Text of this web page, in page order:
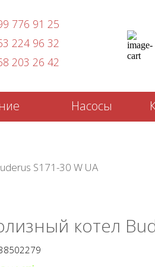
776 91 25
224 96 32
203 26 42
Насосы
S171-30 W UA
котел